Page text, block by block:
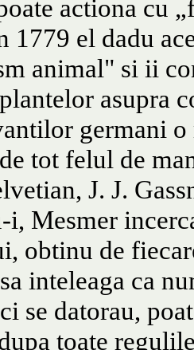
actiona cu
1779 el dadu
animal" si ii
asupra
germani
tot felul de
J. J.
i, Mesmer
obtinu de
inteleaga ca
se datorau,
toate